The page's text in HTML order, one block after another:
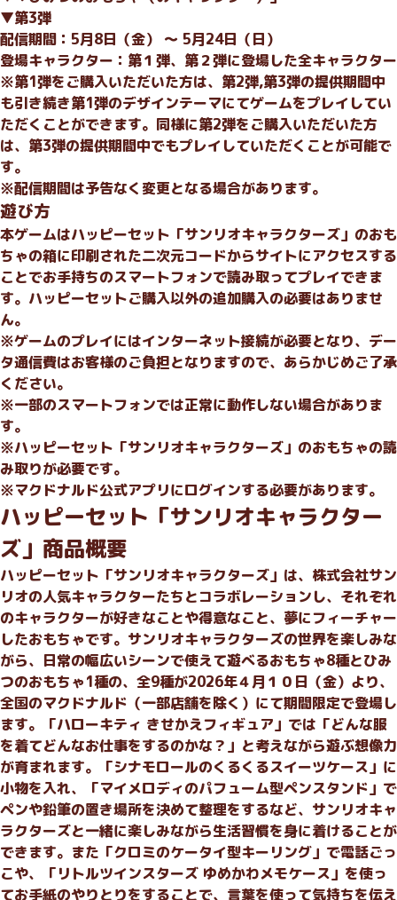
▼第3弾
配信期間：5月8日（金） 〜 5月24日（日）
登場キャラクター：第１弾、第２弾に登場した全キャラクター
※第1弾をご購入いただいた方は、第2弾,第3弾の提供期間中
も引き続き第1弾のデザインテーマにてゲームをプレイしてい
ただくことができます。同様に第2弾をご購入いただいた方
は、第3弾の提供期間中でもプレイしていただくことが可能で
す。
※配信期間は予告なく変更となる場合があります。
遊び方
本ゲームはハッピーセット「サンリオキャラクターズ」のおも
ちゃの箱に印刷された二次元コードからサイトにアクセスする
ことでお手持ちのスマートフォンで読み取ってプレイできま
す。ハッピーセットご購入以外の追加購入の必要はありませ
ん。
※ゲームのプレイにはインターネット接続が必要となり、デー
タ通信費はお客様のご負担となりますので、あらかじめご了承
ください。
※一部のスマートフォンでは正常に動作しない場合がありま
す。
※ハッピーセット「サンリオキャラクターズ」のおもちゃの読
み取りが必要です。
※マクドナルド公式アプリにログインする必要があります。
ハッピーセット「サンリオキャラクター
ズ」商品概要
ハッピーセット「サンリオキャラクターズ」は、株式会社サン
リオの人気キャラクターたちとコラボレーションし、それぞれ
のキャラクターが好きなことや得意なこと、夢にフィーチャー
したおもちゃです。サンリオキャラクターズの世界を楽しみな
がら、日常の幅広いシーンで使えて遊べるおもちゃ8種とひみ
つのおもちゃ1種の、全9種が2026年４月１０日（金）より、
全国のマクドナルド（一部店舗を除く）にて期間限定で登場し
ます。「ハローキティ きせかえフィギュア」では「どんな服
を着てどんなお仕事をするのかな？」と考えながら遊ぶ想像力
が育まれます。「シナモロールのくるくるスイーツケース」に
小物を入れ、「マイメロディのパフューム型ペンスタンド」で
ペンや鉛筆の置き場所を決めて整理をするなど、サンリオキャ
ラクターズと一緒に楽しみながら生活習慣を身に着けることが
できます。また「クロミのケータイ型キーリング」で電話ごっ
こや、「リトルツインスターズ ゆめかわメモケース」を使っ
てお手紙のやりとりをすることで、言葉を使って気持ちを伝え